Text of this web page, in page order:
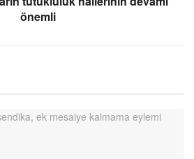
önemli